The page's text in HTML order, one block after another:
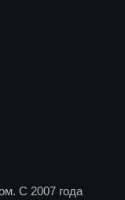
С 2007 года